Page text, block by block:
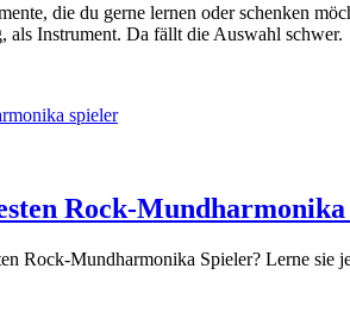
die du gerne lernen oder schenken
als Instrument. Da fällt die Auswahl schwer.
Rock-
Rock-Mundharmonika Spieler? Lerne sie